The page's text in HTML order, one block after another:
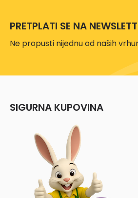
PRETPLATI SE NA
Ne propusti nijednu od naših
SIGURNA KUPOVINA